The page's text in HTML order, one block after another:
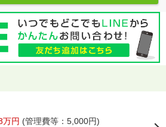
万円 (管理費等：5,000円)